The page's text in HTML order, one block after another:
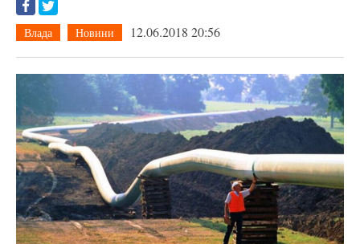
Влада Новини 12.06.2018 20:56